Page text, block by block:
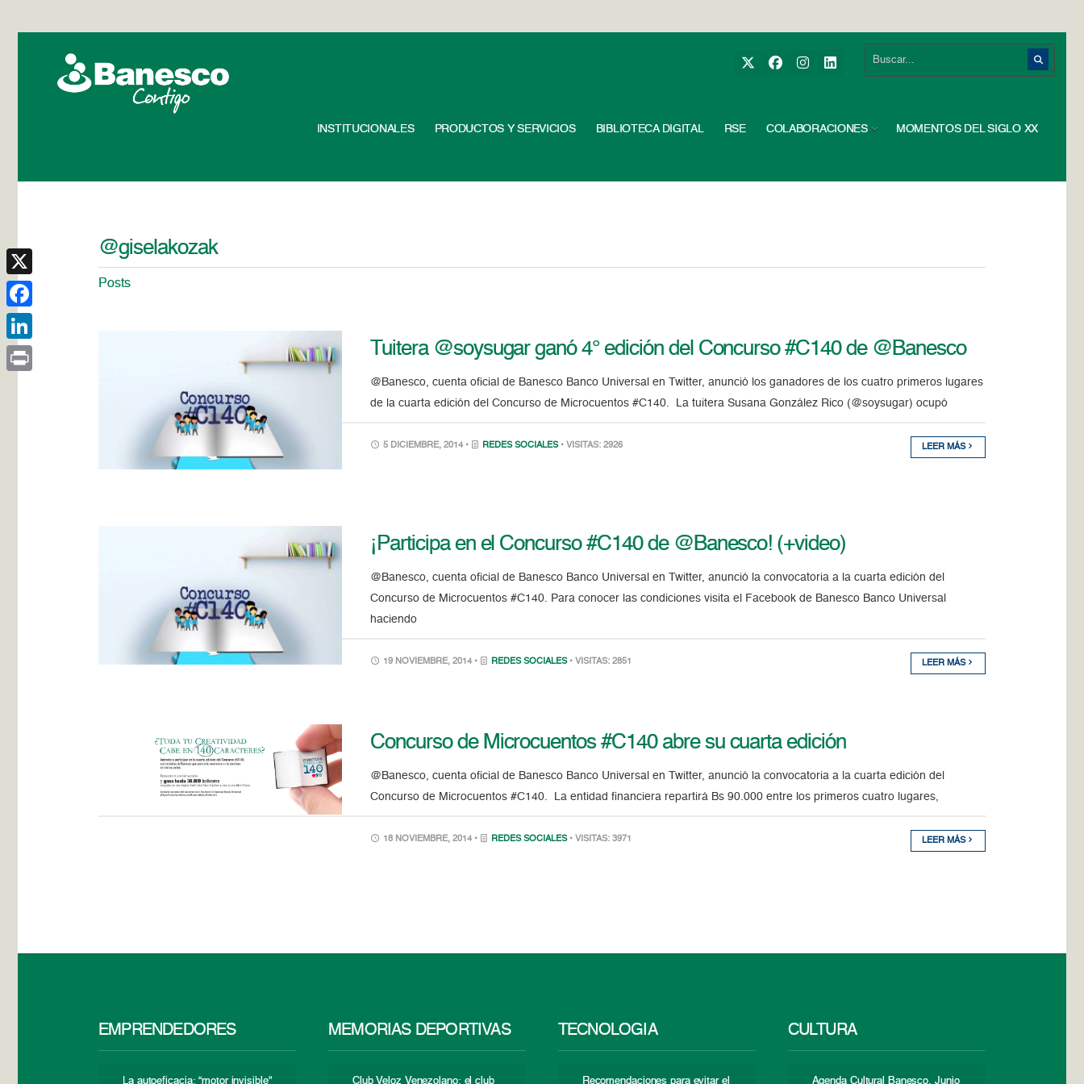
INSTITUCIONALES PRODUCTOS Y SERVICIOS BIBLIOTECA DIGITAL RSE COLABORACIONES MOMENTOS DEL SIGLO XX
@giselakozak
Posts
Tuitera @soysugar ganó 4° edición del Concurso #C140 de @Banesco
@Banesco, cuenta oficial de Banesco Banco Universal en Twitter, anunció los ganadores de los cuatro primeros lugares
de la cuarta edición del Concurso de Microcuentos #C140. La tuitera Susana González Rico (@soysugar) ocupó
5 DICIEMBRE, 2014 • REDES SOCIALES • VISITAS: 2926 LEER MÁS
¡Participa en el Concurso #C140 de @Banesco! (+video)
@Banesco, cuenta oficial de Banesco Banco Universal en Twitter, anunció la convocatoria a la cuarta edición del
Concurso de Microcuentos #C140. Para conocer las condiciones visita el Facebook de Banesco Banco Universal
haciendo
19 NOVIEMBRE, 2014 • REDES SOCIALES • VISITAS: 2851 LEER MÁS
Concurso de Microcuentos #C140 abre su cuarta edición
@Banesco, cuenta oficial de Banesco Banco Universal en Twitter, anunció la convocatoria a la cuarta edición del
Concurso de Microcuentos #C140. La entidad financiera repartirá Bs 90.000 entre los primeros cuatro lugares,
18 NOVIEMBRE, 2014 • REDES SOCIALES • VISITAS: 3971 LEER MÁS
EMPRENDEDORES
La autoeficacia: “motor invisible”
MEMORIAS DEPORTIVAS
Club Veloz Venezolano: el club
TECNOLOGÍA
Recomendaciones para evitar el
CULTURA
Agenda Cultural Banesco. Junio
X
Facebook
LinkedIn